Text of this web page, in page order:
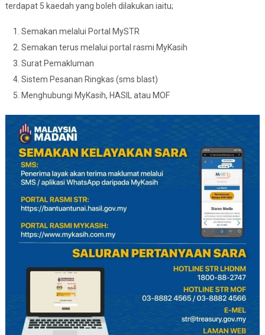
terdapat 5 kaedah yang boleh dilakukan iaitu;
Semakan melalui Portal MySTR
Semakan terus melalui portal rasmi MyKasih
Surat Pemakluman
Sistem Pesanan Ringkas (sms blast)
Menghubungi MyKasih, HASIL atau MOF